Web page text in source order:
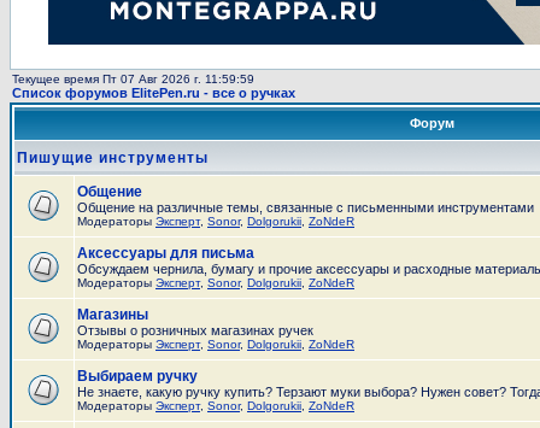
Текущее время Пт 07 Авг 2026 г. 11:59:59
Список форумов ElitePen.ru - все о ручках
Форум
Пишущие инструменты
Общение
Общение на различные темы, связанные с письменными инструментами
Модераторы Эксперт, Sonor, Dolgorukii ZoNdeR
Аксессуары для письма
Обсуждаем чернила, бумагу и прочие аксессуары и расходные
Модераторы Эксперт, Sonor, Dolgorukii ZoNdeR
Магазины
Отзывы о розничных магазинах ручек
Модераторы Эксперт, Sonor, Dolgorukii ZoNdeR
Выбираем ручку
Не знаете, какую ручку купить? Терзают муки выбора? Нужен совет?
Модераторы Эксперт, Sonor, Dolgorukii ZoNdeR